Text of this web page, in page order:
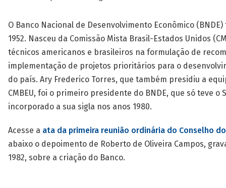
O Banco Nacional de Desenvolvimento Econômico
1952. Nasceu da Comissão Mista Brasil-Estados Unidos
técnicos americanos e brasileiros na formulação de
implementação de projetos prioritários para o
do país. Ary Frederico Torres, que também presidiu a
CMBEU, foi o primeiro presidente do BNDE, que só teve o
incorporado a sua sigla nos anos 1980.
Acesse a ata da primeira reunião ordinária do Conselho do
abaixo o depoimento de Roberto de Oliveira Campos,
1982, sobre a criação do Banco.